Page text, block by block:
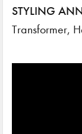
STYLING
Transformer,